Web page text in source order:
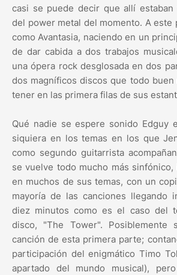
casi se puede decir que allí
del power metal del momento. A este
como Avantasia, naciendo en un
de dar cabida a dos trabajos
una ópera rock desglosada en dos
dos magníficos discos que todo buen
tener en las primera filas de sus
Qué nadie se espere sonido Edguy
siquiera en los temas en los que
como segundo guitarrista
se vuelve todo mucho más
en muchos de sus temas, con un
mayoría de las canciones llegando
diez minutos como es el caso del
disco, "The Tower". Posiblemente
canción de esta primera parte;
participación del enigmático Timo
apartado del mundo musical),